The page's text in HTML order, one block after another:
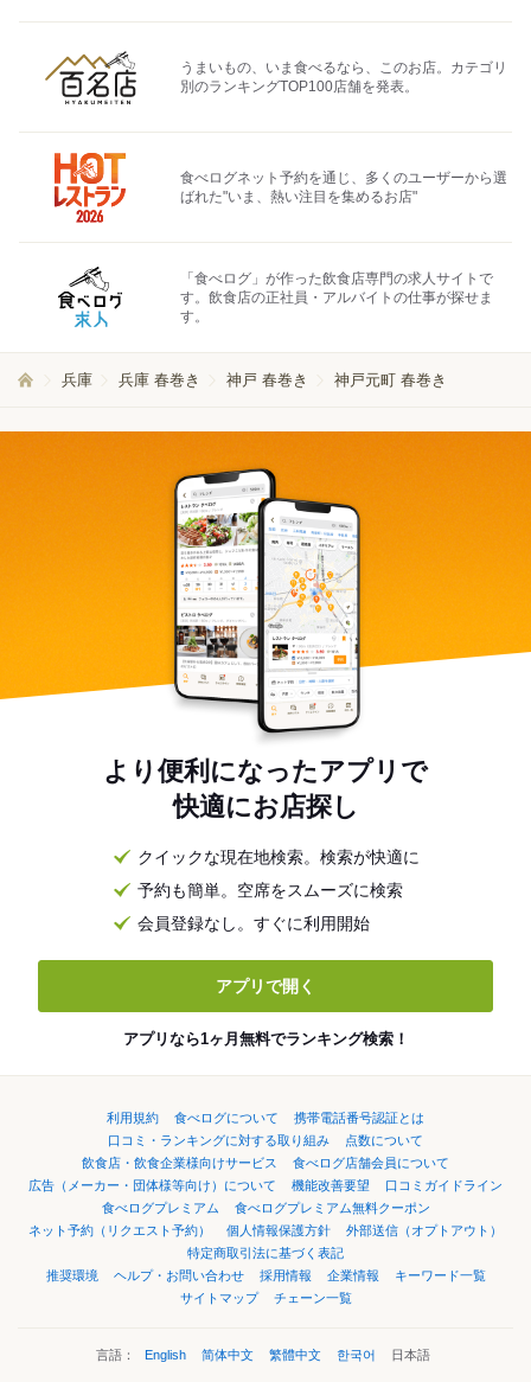
うまいもの、いま食べるなら、このお店。カテゴリ
別のランキングTOP100店舗を発表。
食べログネット予約を通じ、多くのユーザーから選
ばれた"いま、熱い注目を集めるお店"
「食べログ」が作った飲食店専門の求人サイトで
す。飲食店の正社員・アルバイトの仕事が探せま
す。
兵庫 兵庫 春巻き 神戸 春巻き 神戸元町 春巻き
より便利になったアプリで
快適にお店探し
クイックな現在地検索。検索が快適に
予約も簡単。空席をスムーズに検索
会員登録なし。すぐに利用開始
アプリで開く
アプリなら1ヶ月無料でランキング検索！
利用規約 食べログについて
携帯電話番号認証とは
口コミ・ランキングに対する取り組み
点数について
飲食店・飲食企業様向けサービス
食べログ店舗会員について
広告（メーカー・団体様等向け）について
機能改善要望
口コミガイドライン
食べログプレミアム
食べログプレミアム無料クーポン
ネット予約（リクエスト予約）
個人情報保護方針
外部送信（オプトアウト）
特定商取引法に基づく表記
推奨環境
ヘルプ・お問い合わせ 採用情報 企業情報
キーワード一覧
サイトマップ
チェーン一覧
言語： English 简体中文 繁體中文 한국어 日本語